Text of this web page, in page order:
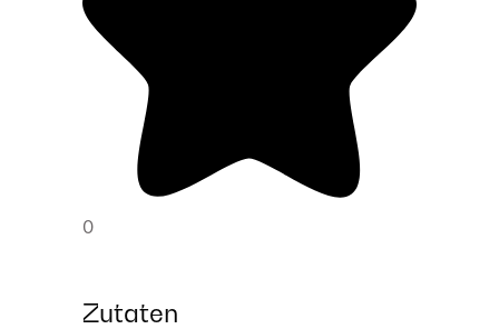
0
Zutaten